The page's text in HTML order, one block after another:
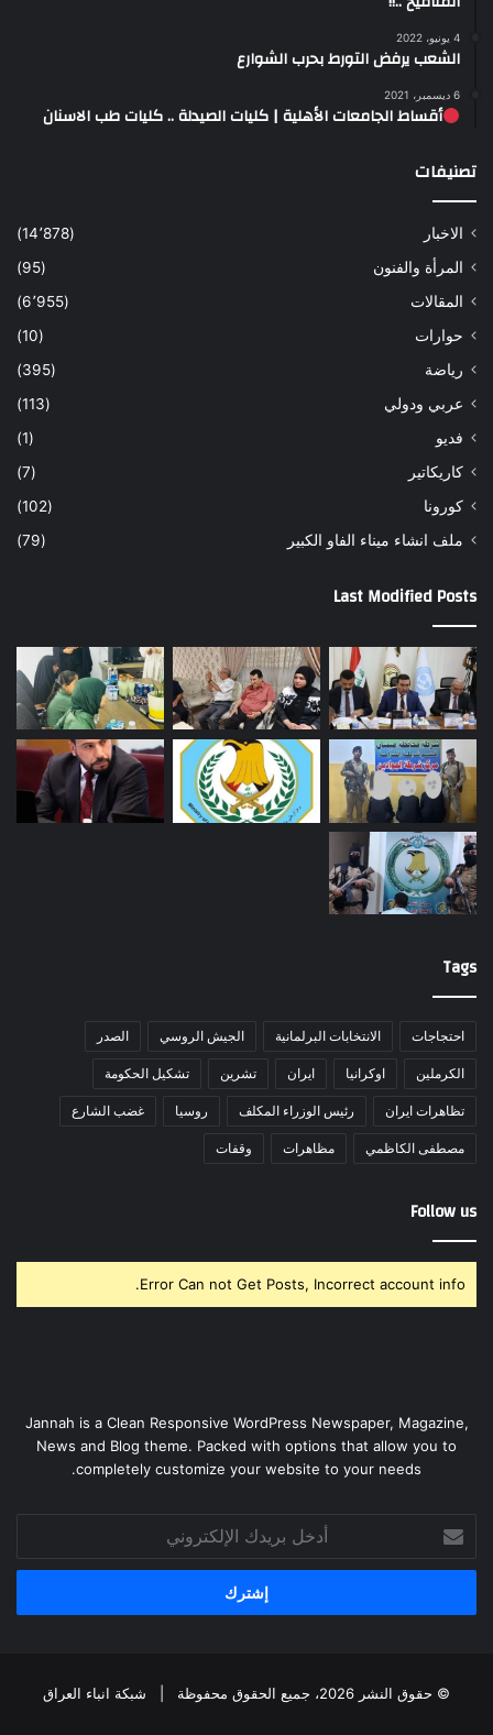
4 يونيو، 2022
الشعب يرفض التورط بحرب الشوارع
6 ديسمبر، 2021
أقساط الجامعات الأهلية | كليات الصيدلة .. كليات طب الاسنان
تصنيفات
الاخبار
(14٬878)
المرأة والفنون
(95)
المقالات
(6٬955)
حوارات
(10)
رياضة
(395)
عربي ودولي
(113)
فديو
(1)
كاريكاتير
(7)
كورونا
(102)
ملف انشاء ميناء الفاو الكبير
(79)
Last Modified Posts
Tags
احتجاجات الانتخابات البرلمانية الجيش الروسي الصدر
الكرملين اوكرانيا ايران تشرين تشكيل الحكومة
تظاهرات ايران رئيس الوزراء المكلف روسيا غضب الشارع
مصطفى الكاظمي مظاهرات وقفات
Follow us
Error Can not Get Posts, Incorrect account info.
Jannah is a Clean Responsive WordPress Newspaper, Magazine,
News and Blog theme. Packed with options that allow you to
completely customize your website to your needs.
بريدك
الإلكتروني
© حقوق النشر 2026، جميع الحقوق محفوظة | شبكة انباء العراق